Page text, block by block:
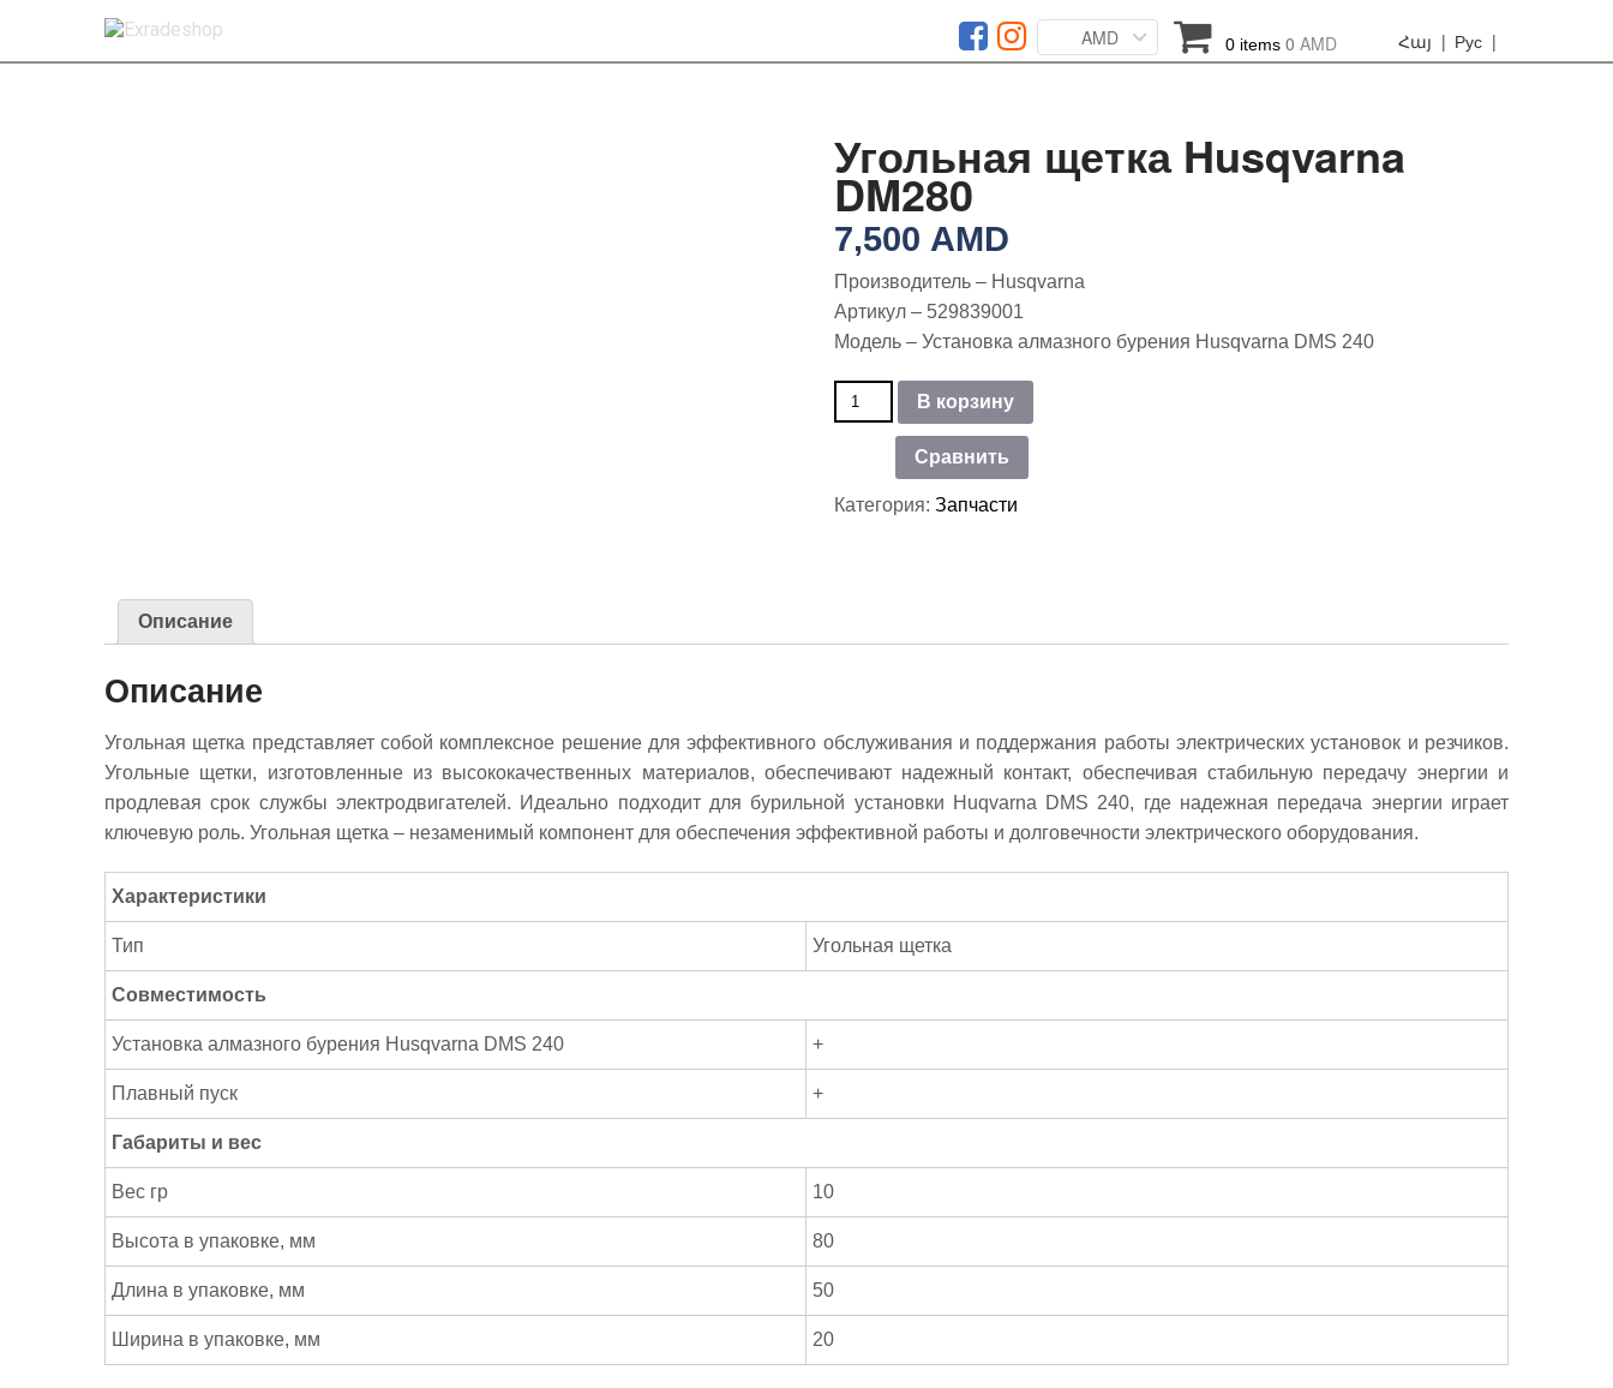
AMD 0 items 0 AMD Рус |
Հայ |
Угольная щетка Husqvarna
DM280
7,500 AMD
Производитель – Husqvarna
Артикул – 529839001
Модель – Установка алмазного бурения Husqvarna DMS 240
Количество
Угольная
DM280
В корзину
Сравнить
Категория:Запчасти
Описание
Описание
Угольная щетка представляет собой комплексное решение для эффективного обслуживания и поддержания работы электрических установок и резчиков.
Угольные щетки, изготовленные из высококачественных материалов, обеспечивают надежный контакт, обеспечивая стабильную передачу энергии и
продлевая срок службы электродвигателей. Идеально подходит для бурильной установки Huqvarna DMS 240, где надежная передача энергии играет
ключевую роль. Угольная щетка – незаменимый компонент для обеспечения эффективной работы и долговечности электрического оборудования.
Характеристики
Тип Угольная щетка
Совместимость
Установка алмазного бурения Husqvarna DMS 240 +
Плавный пуск +
Габариты и вес
Вес гр 10
Высота в упаковке, мм 80
Длина в упаковке, мм 50
Ширина в упаковке, мм 20